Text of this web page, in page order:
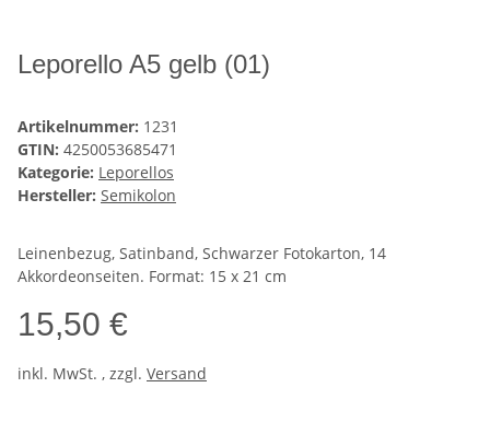
Leporello A5 gelb (01)
Artikelnummer: 1231
GTIN: 4250053685471
Kategorie: Leporellos
Hersteller: Semikolon
Leinenbezug, Satinband, Schwarzer Fotokarton, 14
Akkordeonseiten. Format: 15 x 21 cm
15,50 €
inkl. MwSt. , zzgl. Versand